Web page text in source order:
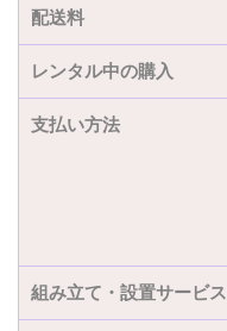
配送料
レンタル中の購入
支払い方法
組み立て・設置サービス